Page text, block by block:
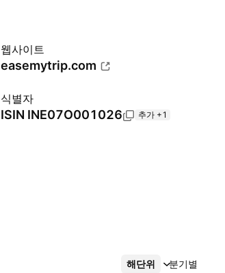
웹사이트
easemytrip.com
식별자
ISIN INE07O001026 추가 +1
해단위 분기별
더보기